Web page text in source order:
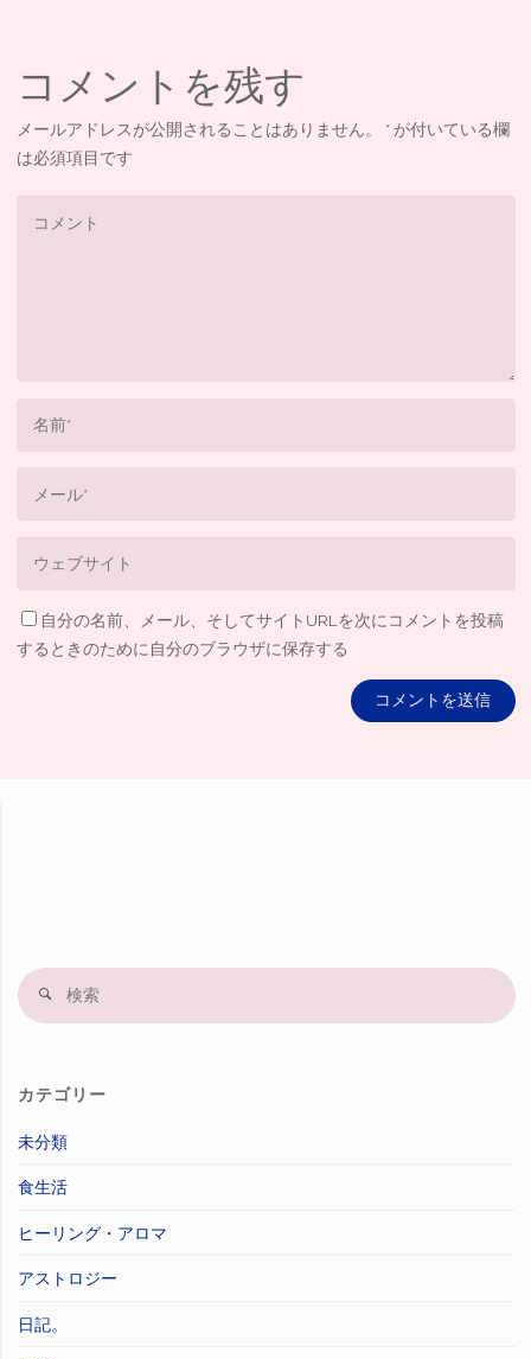
コメントを残す
メールアドレスが公開されることはありません。 * が付いている欄
は必須項目です
自分の名前、メール、そしてサイトURLを次にコメントを投稿
するときのために自分のブラウザに保存する
検
カテゴリー
未分類
食生活
ヒーリング・アロマ
アストロジー
日記。